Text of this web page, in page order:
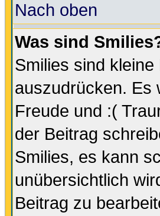
Nach oben
Was sind
Smilies sind
auszudrücken. Es
Freude und :(
der Beitrag
Smilies, es kann
unübersichtlich
Beitrag zu